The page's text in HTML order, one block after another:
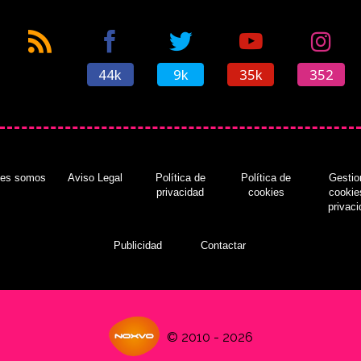
44k 9k 35k 352
somos Aviso Legal
Política de
privacidad
Política de
cookies
Publicidad Contactar
© 2010 - 2026